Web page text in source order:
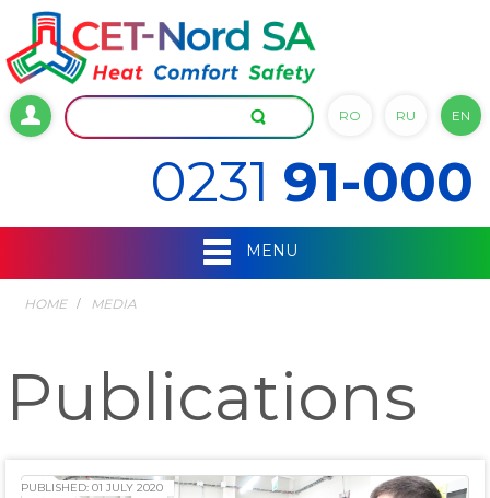
RO RU EN
0231 91-000
MENU
HOME MEDIA
Publications
PUBLISHED: 01 JULY 2020